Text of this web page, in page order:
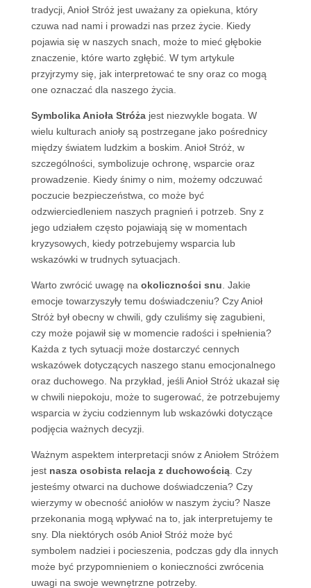
tradycji, Anioł Stróż jest uważany za opiekuna, który
czuwa nad nami i prowadzi nas przez życie. Kiedy
pojawia się w naszych snach, może to mieć głębokie
znaczenie, które warto zgłębić. W tym artykule
przyjrzymy się, jak interpretować te sny oraz co mogą
one oznaczać dla naszego życia.
Symbolika Anioła Stróżajest niezwykle bogata. W
wielu kulturach anioły są postrzegane jako pośrednicy
między światem ludzkim a boskim. Anioł Stróż, w
szczególności, symbolizuje ochronę, wsparcie oraz
prowadzenie. Kiedy śnimy o nim, możemy odczuwać
poczucie bezpieczeństwa, co może być
odzwierciedleniem naszych pragnień i potrzeb. Sny z
jego udziałem często pojawiają się w momentach
kryzysowych, kiedy potrzebujemy wsparcia lub
wskazówki w trudnych sytuacjach.
Warto zwrócić uwagę na okoliczności snu . Jakie
emocje towarzyszyły temu doświadczeniu? Czy Anioł
Stróż był obecny w chwili, gdy czuliśmy się zagubieni,
czy może pojawił się w momencie radości i spełnienia?
Każda z tych sytuacji może dostarczyć cennych
wskazówek dotyczących naszego stanu emocjonalnego
oraz duchowego. Na przykład, jeśli Anioł Stróż ukazał się
w chwili niepokoju, może to sugerować, że potrzebujemy
wsparcia w życiu codziennym lub wskazówki dotyczące
podjęcia ważnych decyzji.
Ważnym aspektem interpretacji snów z Aniołem Stróżem
jest nasza osobista relacja z duchowością. Czy
jesteśmy otwarci na duchowe doświadczenia? Czy
wierzymy w obecność aniołów w naszym życiu? Nasze
przekonania mogą wpływać na to, jak interpretujemy te
sny. Dla niektórych osób Anioł Stróż może być
symbolem nadziei i pocieszenia, podczas gdy dla innych
może być przypomnieniem o konieczności zwrócenia
uwagi na swoje wewnętrzne potrzeby.